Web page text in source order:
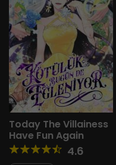
Today The Villainess
Have Fun Again
4.6